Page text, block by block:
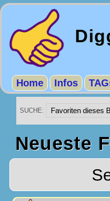
Home Infos
SUCHE:
Neueste